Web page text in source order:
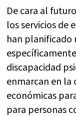
De cara al
los servicios de
han planificado
discapacidad
enmarcan en la
económicas
para personas